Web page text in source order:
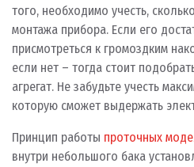
того, необходимо учесть,
монтажа прибора. Если его
присмотреться к громоздким
если нет – тогда стоит
агрегат. Не забудьте учесть
которую сможет выдержать
Принцип работы проточных
внутри небольшого бака